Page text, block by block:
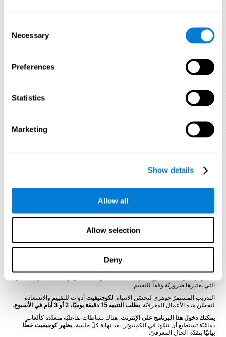
Selection
Necessary
Preferences
Statistics
Marketing
Show details
Allow all
Allow selection
Deny
والتنسيق بين العين واليد.
رائز التزامن DIAT-SHIF
عليك أن تتابع طريق كرة بيضاء وتنتبه
يجب أن تجيب وأنت تنتبه لحافزين في نفس الوقت. في هذا النشاط
تواجه تغيير الخطّ، وأجوبة جديدة والقدرة على المراقبة والبصر في
رائز السرعةREST-HECOOR
: تظهر في الشاشة مربّع أزرق، عليك
أن تضغط الزر في وسط المربّع بسرعة. كلّما تضغط الزر خلال
رائز الحلّREST-SPER
: تظهر محفزات محرّكة كثيرة في الشاشة.
عليك أن تضغط المحفزات الصحيح بسرعة.
من الممكن أن ندرّب جميع المهارات المعرفيّة، مثل الانتباه، لتحسّنها. يقدّم
اللدونة الدماغيّةأس استعادة الانتباه والمهارات المعرفيّة الأخرى. يتم تقوية الدماغ
والاتصالات العصبية باستخدام الوظائف المتعلقة بها. هكذا، عندما ندرّب الانتباه، يتم
تقوية الاتصالات الدماغية للتركيبات المتعلّقة بهذه القدرة.
كوجنيفيتمؤلّف من فريق الاختصاصيّين بدراسة أنواع الانتباه المختلفة، واللدونة
بحسب ضرورات كلّ مستخدم. يبتدئ البرنامج هذا لتقييم دقيق للانتباه
والوظائف المعرفية الأساسية الأخرى. بناء على نتائج التقييم، يقدّم برنامج التنبيه
التي يعتبرها ضروريّة وفقاً للتقييم.
التدريب المستمرّ جوهري لتحسّن الانتباه. لكوجنيفيت أدوات للتقييم والاتسعادة
لتحسّن هذه الأعمال المعرفيّة.يطلب التنبيه 15 دقيقة يوميّا، 2 أو 3 أيام في الأسبوع.
يمكنك دخول هذا البرنامج على الإنترنت. هناك نشاطات تفاعليّة متعدّدة كألعاب
دماغيّة تستطيع أن تتمّها في الكمبيوتر. بعد نهاية كلّ جلسة،يظهر كوجيفيت خطّا
بيانيّا بتقدّم الحال المعرفيّ.